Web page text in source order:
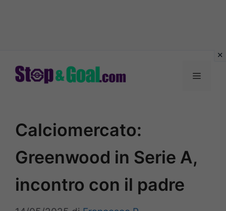
Menu
Calciomercato:
Greenwood in Serie A,
incontro con il padre